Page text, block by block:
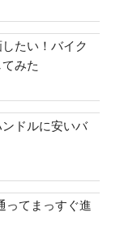
たい！バイク
みた
ドルに安いバ
ってまっすぐ進